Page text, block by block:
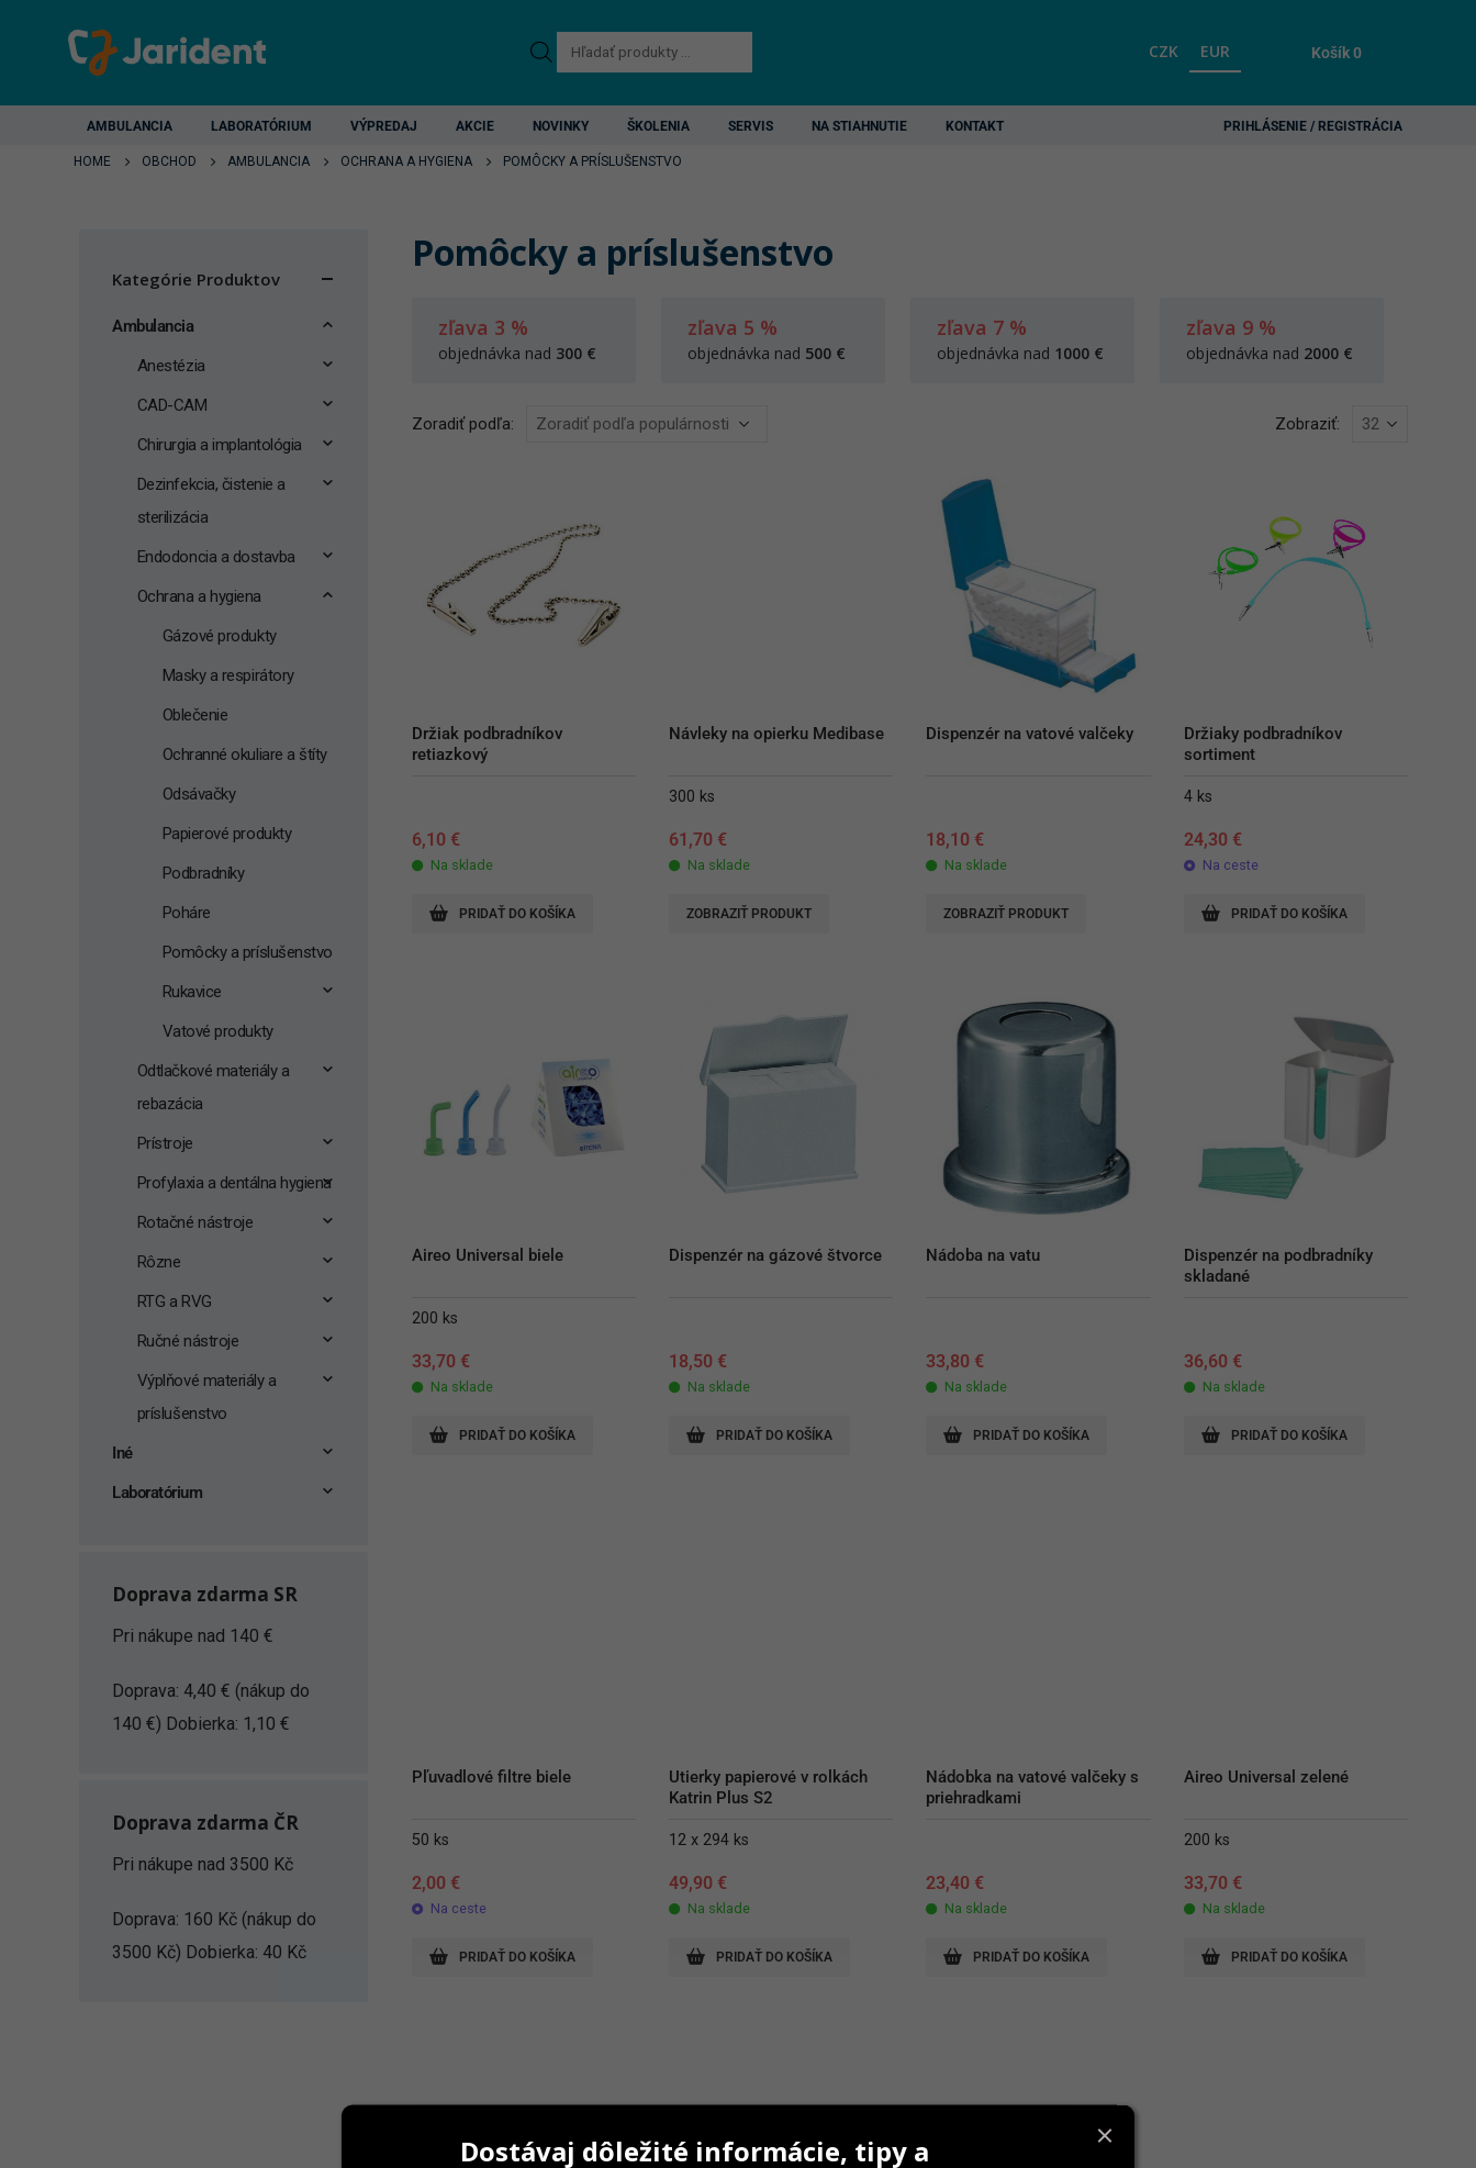
Products
search
CZK EUR Košík0
AMBULANCIA LABORATÓRIUM VÝPREDAJ AKCIE NOVINKY ŠKOLENIA SERVIS NA STIAHNUTIE KONTAKT PRIHLÁSENIE / REGISTRÁCIA
HOME OBCHOD AMBULANCIA OCHRANA A HYGIENA POMÔCKY A PRÍSLUŠENSTVO
Pomôcky a príslušenstvo
zľava 3 %
objednávka nad 300 €
zľava 5 %
objednávka nad 500 €
zľava 7 %
objednávka nad 1000 €
zľava 9 %
objednávka nad 2000 €
Zoradiť podľa: Zobraziť:
Držiak podbradníkov
retiazkový
6,10 €
Na sklade
PRIDAŤ DO KOŠÍKA
Návleky na opierku Medibase
300 ks
61,70 €
Na sklade
ZOBRAZIŤ PRODUKT
Dispenzér na vatové valčeky
18,10 €
Na sklade
ZOBRAZIŤ PRODUKT
Držiaky podbradníkov
sortiment
4 ks
24,30 €
Na ceste
PRIDAŤ DO KOŠÍKA
Aireo Universal biele
200 ks
33,70 €
Na sklade
PRIDAŤ DO KOŠÍKA
Dispenzér na gázové štvorce
18,50 €
Na sklade
PRIDAŤ DO KOŠÍKA
Nádoba na vatu
33,80 €
Na sklade
PRIDAŤ DO KOŠÍKA
Dispenzér na podbradníky
skladané
36,60 €
Na sklade
PRIDAŤ DO KOŠÍKA
Pľuvadlové filtre biele
50 ks
2,00 €
Na ceste
PRIDAŤ DO KOŠÍKA
Utierky papierové v rolkách
Katrin Plus S2
12 x 294 ks
49,90 €
Na sklade
PRIDAŤ DO KOŠÍKA
Nádobka na vatové valčeky s
priehradkami
23,40 €
Na sklade
PRIDAŤ DO KOŠÍKA
Aireo Universal zelené
200 ks
33,70 €
Na sklade
PRIDAŤ DO KOŠÍKA
Kategórie Produktov
Ambulancia
Anestézia
CAD-CAM
Chirurgia a implantológia
Dezinfekcia, čistenie a
sterilizácia
Endodoncia a dostavba
Ochrana a hygiena
Gázové produkty
Masky a respirátory
Oblečenie
Ochranné okuliare a štíty
Odsávačky
Papierové produkty
Podbradníky
Poháre
Pomôcky a príslušenstvo
Rukavice
Vatové produkty
Odtlačkové materiály a
rebazácia
Prístroje
Profylaxia a dentálna hygiena
Rotačné nástroje
Rôzne
RTG a RVG
Ručné nástroje
Výplňové materiály a
príslušenstvo
Iné
Laboratórium
Doprava zdarma SR
Pri nákupe nad 140 €
Doprava: 4,40 € (nákup do
140 €) Dobierka: 1,10 €
Doprava zdarma ČR
Pri nákupe nad 3500 Kč
Doprava: 160 Kč (nákup do
3500 Kč) Dobierka: 40 Kč
Dostávaj dôležité informácie, tipy a